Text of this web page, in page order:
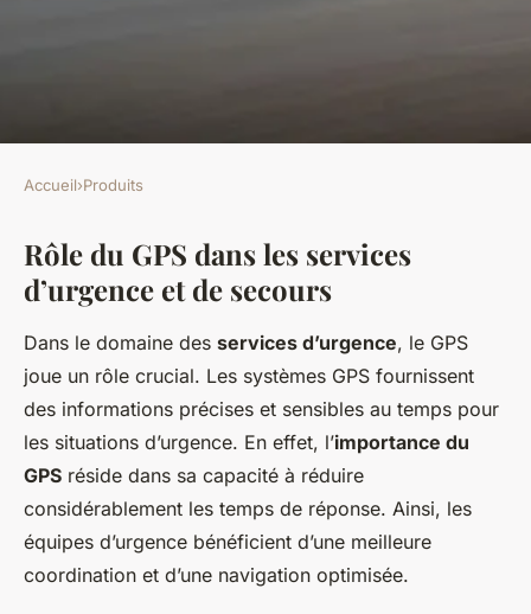
Importance du GPS dans les
services d'urgence et de
secours
Marius 24 février 2025 5 min de lecture
Accueil›Produits
Rôle du GPS dans les services
d’urgence et de secours
Dans le domaine des services d’urgence, le GPS
joue un rôle crucial. Les systèmes GPS fournissent
des informations précises et sensibles au temps pour
les situations d’urgence. En effet, l’importance du
GPS réside dans sa capacité à réduire
considérablement les temps de réponse. Ainsi, les
équipes d’urgence bénéficient d’une meilleure
coordination et d’une navigation optimisée.